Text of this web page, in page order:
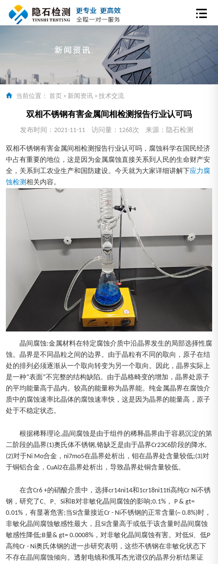
当前位置： 首页 > 新闻资讯 > 技术交流
双相不锈钢有害金属间相检测报告行业认可吗
发布时间：2021-11-11 访问量：1268次 来源：隐石检测
双相不锈钢有害金属间相检测报告行业认可吗，腐蚀科学在国民经济
中占有重要的地位，这是因为金属腐蚀直接关系到人民的生命财产安
全，关系到工农业生产和国防建设。今天就为大家详细讲解下 应力腐
蚀检测 相关内容。
晶间腐蚀:金属材料在特定腐蚀介质中沿晶界发生的局部选择性腐
蚀。晶界是不同晶粒之间的边界。由于晶粒有不同的取向，原子在结
处的排列必须逐渐从一个取向转变为另一个取向。因此，晶界实际上
是一种“表面”不完整的结构缺陷。由于晶格畸变的增加，晶界处原子
的平均能量高于晶内。较高的能量称为晶界能。纯金属晶界在腐蚀介
质中的腐蚀速率比晶体的腐蚀速率快，这是因为晶界的能量高，原子
处于不稳定状态。
根据稀释理论,晶间腐蚀是由于组件的稀释晶界由于容易沉淀的第
二阶段的晶界(1)奥氏体不锈钢,铬缺乏是由于晶界Cr23C6阶段的降水,
(2)对于Ni Mo合金，ni7mo5在晶界处析出，钼在晶界处含量较低;(3)对
于铜铝合金，CuAl2在晶界处析出，导致晶界处铜含量较低。
在含Cr6 +的硝酸介质中，选择cr14ni14和1cr18ni11ti高纯Cr Ni不锈
钢，研究了C、P、Si和B对非敏化晶间腐蚀的影响;0.1%， P & gt=
0.01%，有显著危害;当Si含量接近Cr - Ni不锈钢的正常含量(~ 0.8%)时，
非敏化晶间腐蚀敏感性最大，且Si含量高于或低于该含量时晶间腐蚀
敏感性降低;B量& gt= 0.0008%，对非敏化晶间腐蚀有害。对低Si、低P
高纯Cr - Ni奥氏体钢的进一步研究表明，这些不锈钢在非敏化状态下
不存在晶间腐蚀倾向。透射电镜和俄耳杰光谱仪的晶界分析结果证